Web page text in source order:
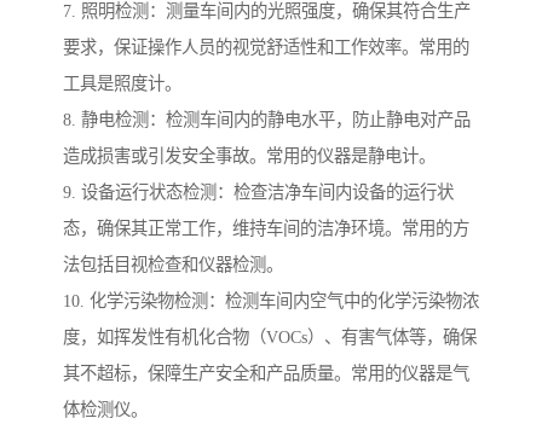
7. 照明检测：测量车间内的光照强度，确保其符合生产
要求，保证操作人员的视觉舒适性和工作效率。常用的
工具是照度计。
8. 静电检测：检测车间内的静电水平，防止静电对产品
造成损害或引发安全事故。常用的仪器是静电计。
9. 设备运行状态检测：检查洁净车间内设备的运行状
态，确保其正常工作，维持车间的洁净环境。常用的方
法包括目视检查和仪器检测。
10. 化学污染物检测：检测车间内空气中的化学污染物浓
度，如挥发性有机化合物（VOCs）、有害气体等，确保
其不超标，保障生产安全和产品质量。常用的仪器是气
体检测仪。